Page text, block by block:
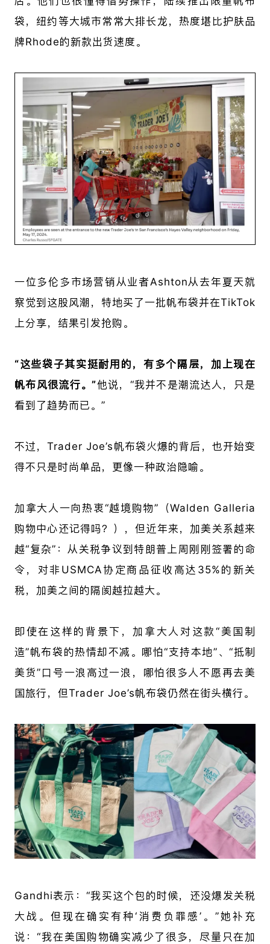
袋，纽约等大城市常常大排长龙，热度堪比护肤品
牌Rhode的新款出货速度。
一位多伦多市场营销从业者Ashton从去年夏天就
察觉到这股风潮，特地买了一批帆布袋并在TikTok
上分享，结果引发抢购。
“这些袋子其实挺耐用的，有多个隔层，加上现在
帆布风很流行。”他说，“我并不是潮流达人，只是
看到了趋势而已。”
不过，Trader Joe’s帆布袋火爆的背后，也开始变
得不只是时尚单品，更像一种政治隐喻。
加拿大人一向热衷“越境购物”（Walden Galleria
购物中心还记得吗？），但近年来，加美关系越来
越“复杂”：从关税争议到特朗普上周刚刚签署的命
令，对非USMCA协定商品征收高达35%的新关
税，加美之间的隔阂越拉越大。
即使在这样的背景下，加拿大人对这款“美国制
造”帆布袋的热情却不减。哪怕“支持本地”、“抵制
美货”口号一浪高过一浪，哪怕很多人不愿再去美
国旅行，但Trader Joe’s帆布袋仍然在街头横行。
Gandhi表示：“我买这个包的时候，还没爆发关税
大战。但现在确实有种‘消费负罪感’。”她补充
说：“我在美国购物确实减少了很多，尽量只在加